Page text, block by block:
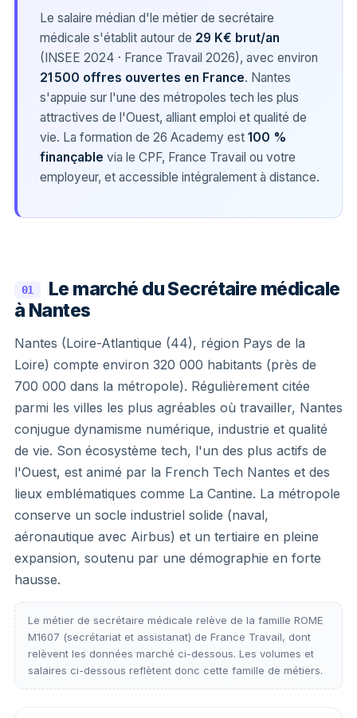
Le salaire médian d'le métier de secrétaire
médicale s'établit autour de 29 K€ brut/an
(INSEE 2024 · France Travail 2026), avec environ
21 500 offres ouvertes en France. Nantes
s'appuie sur l'une des métropoles tech les plus
attractives de l'Ouest, alliant emploi et qualité de
vie. La formation de 26 Academy est 100 %
finançable via le CPF, France Travail ou votre
employeur, et accessible intégralement à distance.
01
Le marché du Secrétaire médicale
à Nantes
Nantes (Loire-Atlantique (44), région Pays de la
Loire) compte environ 320 000 habitants (près de
700 000 dans la métropole). Régulièrement citée
parmi les villes les plus agréables où travailler, Nantes
conjugue dynamisme numérique, industrie et qualité
de vie. Son écosystème tech, l'un des plus actifs de
l'Ouest, est animé par la French Tech Nantes et des
lieux emblématiques comme La Cantine. La métropole
conserve un socle industriel solide (naval,
aéronautique avec Airbus) et un tertiaire en pleine
expansion, soutenu par une démographie en forte
hausse.
Le métier de secrétaire médicale relève de la famille ROME
M1607 (secrétariat et assistanat) de France Travail, dont
relèvent les données marché ci-dessous. Les volumes et
salaires ci-dessous reflètent donc cette famille de métiers.